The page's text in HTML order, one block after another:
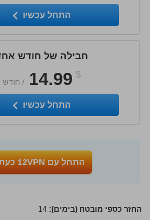
התחל עכשיו
חבילה של חודש
$
14.99
/ חודש
התחל עכשיו
התחל עם 12VPN כעת
החזר כספי מובטח (בימים): 14